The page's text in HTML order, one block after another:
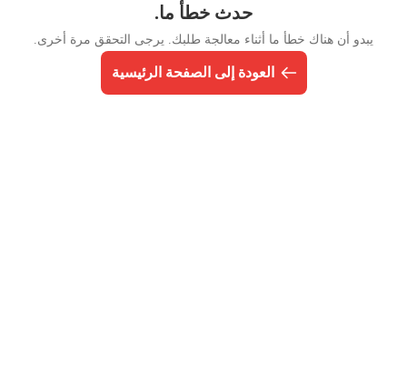
حدث خطأ ما.
يبدو أن هناك خطأ ما أثناء معالجة طلبك. يرجى التحقق مرة أخرى.
العودة إلى الصفحة الرئيسية